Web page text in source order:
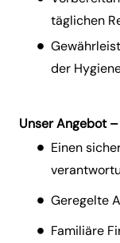
täglichen
der
Unser Angebot
Einen
Geregelte
Familiäre